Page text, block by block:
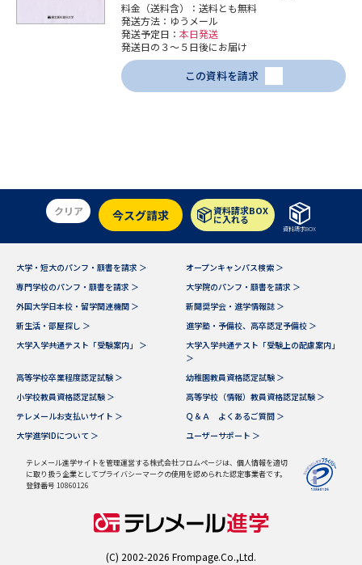
資料の料金の
受付内容・発送状況の確認
料金（送料含）：送料とも無料
発送方法：ゆうメール
発送予定日： 本日発送
発送日の３～５日後にお届け
この資料を請求
クリア 今スグ請求 資料請求BOX
に入れる
資料請求BOX
大学・短大のパンフ・願書を請求 ＞
オープンキャンパス検索 ＞
専門学校のパンフ・願書を請求 ＞
大学院のパンフ・願書を請求 ＞
外国大学日本校・留学関連機関 ＞
新聞奨学会・進学情報誌 ＞
新生活・部屋探し ＞
進学塾・予備校、高卒認定予備校 ＞
大学入学共通テスト「受験案内」 ＞
大学入学共通テスト「受験上の配慮案内」
＞
高等学校卒業程度認定試験 ＞
幼稚園教員資格認定試験 ＞
小学校教員資格認定試験 ＞
高等学校（情報）教員資格認定試験 ＞
テレメールお支払いサイト ＞
Ｑ＆Ａ よくあるご質問 ＞
大学進学IDについて ＞
ユーザーサポート ＞
テレメール進学サイトを管理運営する株式会社フロムページは、個人情報を適切
に取り扱う企業としてプライバシーマークの使用を認められた認定事業者です。
登録番号 10860126
(C) 2002-2026 Frompage.Co.,Ltd.